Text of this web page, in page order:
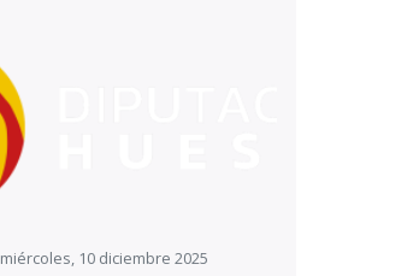
miércoles, 10 diciembre 2025